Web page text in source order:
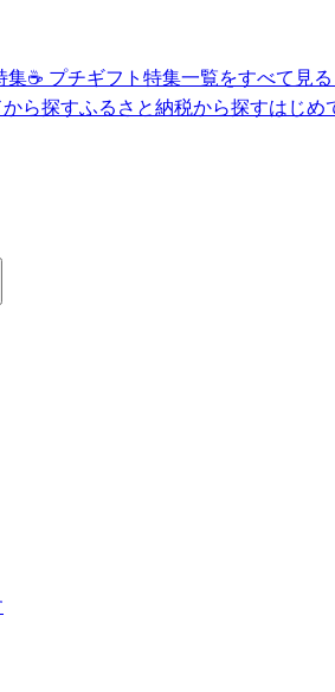
集☕ プチギフト特集一覧をすべて見
ら探すふるさと納税から探すはじめ